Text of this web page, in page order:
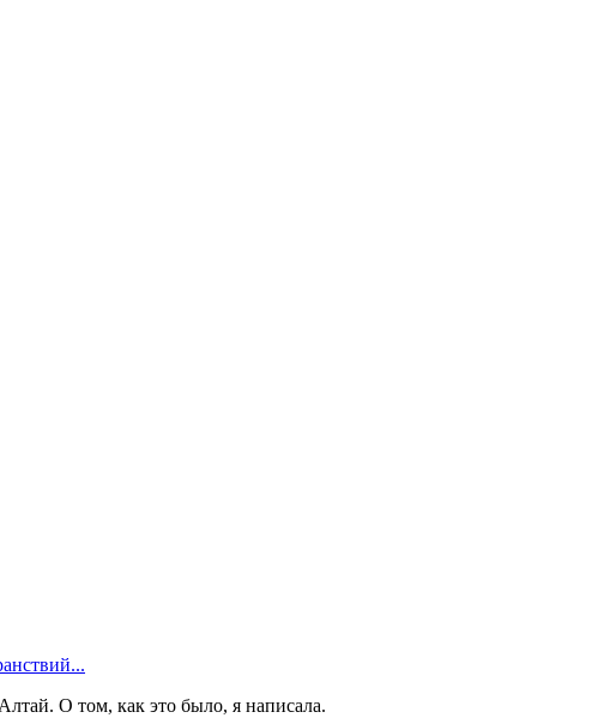
О том, как это было, я написала.